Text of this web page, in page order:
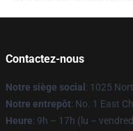
Contactez-nous
Notre siège social : 1025
Notre entrepôt: No. 1 East
Heure: 9h – 17h (lu –